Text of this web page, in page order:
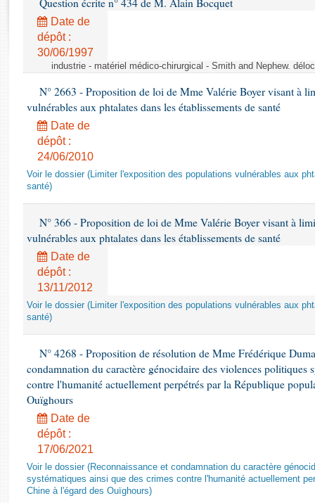
Rapports d'enquête
Rapports législatifs
Rapports sur l'application des lois
Baromètre de l’application des lois
Dossiers législatifs
Budget et sécurité sociale
Questions écrites et orales
Comptes rendus des débats
Question écrite n° 434 de M. Alain Bocquet
Date de
dépôt :
30/06/1997
industrie - matériel médico-chirurgical - Smith and Nephew.
N° 2663 - Proposition de loi de Mme Valérie Boyer visant à
vulnérables aux phtalates dans les établissements de santé
Date de
dépôt :
24/06/2010
Voir le dossier (Limiter l'exposition des populations vulnérables aux
santé)
N° 366 - Proposition de loi de Mme Valérie Boyer visant à
vulnérables aux phtalates dans les établissements de santé
Date de
dépôt :
13/11/2012
Voir le dossier (Limiter l'exposition des populations vulnérables aux
santé)
N° 4268 - Proposition de résolution de Mme Frédérique
condamnation du caractère génocidaire des violences politiques
contre l'humanité actuellement perpétrés par la République
Ouïghours
Date de
dépôt :
17/06/2021
Voir le dossier (Reconnaissance et condamnation du caractère
systématiques ainsi que des crimes contre l'humanité actuellement
Chine à l'égard des Ouïghours)